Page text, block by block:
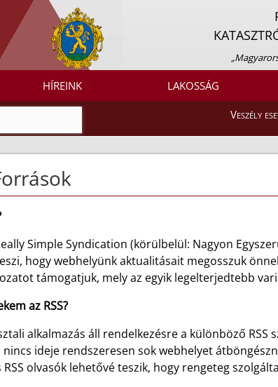
HÍREINK LAKOSSÁG
Veszély
Simple Syndication (körülbelül: Nagyon
hogy webhelyünk aktualitásait megosszuk
támogatjuk, mely az egyik legelterjedtebb
az RSS?
alkalmazás áll rendelkezésre a különböző
nincs ideje rendszeresen sok webhelyet
olvasók lehetővé teszik, hogy rengeteg